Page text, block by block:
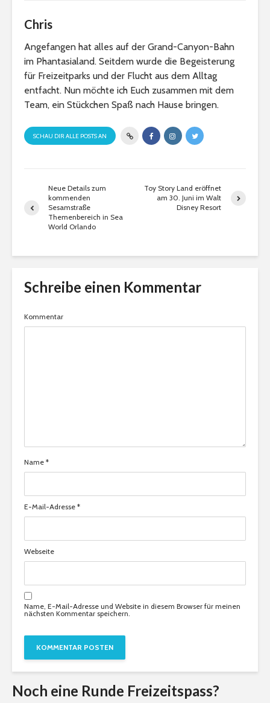
Chris
Angefangen hat alles auf der Grand-Canyon-Bahn
im Phantasialand. Seitdem wurde die Begeisterung
für Freizeitparks und der Flucht aus dem Alltag
entfacht. Nun möchte ich Euch zusammen mit dem
Team, ein Stückchen Spaß nach Hause bringen.
SCHAU DIR ALLE POSTS AN
Neue Details zum
kommenden
Sesamstraße
Themenbereich in Sea
World Orlando
Toy Story Land eröffnet
am 30. Juni im Walt
Disney Resort
Schreibe einen Kommentar
Kommentar
Name *
E-Mail-Adresse *
Webseite
Name, E-Mail-Adresse und Website in diesem Browser für meinen
nächsten Kommentar speichern.
Noch eine Runde Freizeitspass?